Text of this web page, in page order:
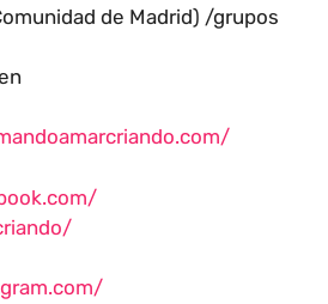
de Madrid) /grupos